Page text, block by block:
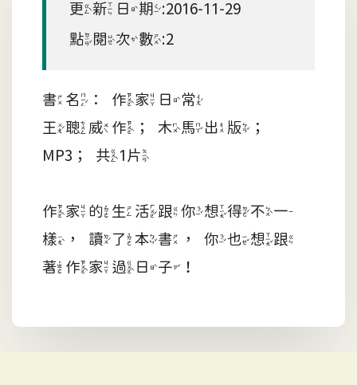
更新日期:2016-11-29
點閱次數:2
書名：作家日常
王聰威作；木馬出版；
MP3；共1片
作家的生活跟你想得不一
樣，讀了本書，你也想跟
著作家過日子！